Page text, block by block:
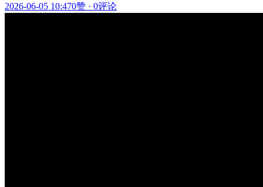
2026-06-05 10:470赞 · 0评论